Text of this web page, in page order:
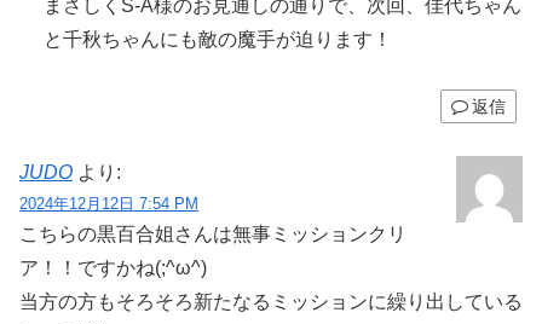
まさしくS-A様のお見通しの通りで、次回、佳代ちゃん
と千秋ちゃんにも敵の魔手が迫ります！
返信
JUDO より:
2024年12月12日 7:54 PM
こちらの黒百合姐さんは無事ミッションクリ
ア！！ですかね(;^ω^)
当方の方もそろそろ新たなるミッションに繰り出している